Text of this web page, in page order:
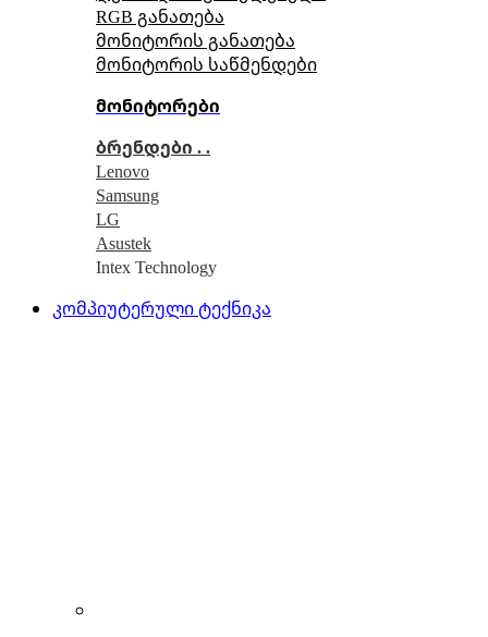
RGB განათება
მონიტორის განათება
მონიტორის საწმენდები
მონიტორები
ბრენდები . .
Lenovo
Samsung
LG
Asustek
Intex Technology
კომპიუტერული ტექნიკა